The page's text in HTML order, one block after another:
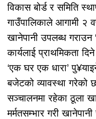
विकास बोर्ड र समिति
गाउँपालिकाले आगामी २
खानेपानी उपलब्ध गराउन
कार्यलाई प्राथमिकता
‘एक घर एक धारा’
बजेटको व्यावस्था गरेको
सञ्चालनमा रहेका ठूला
मर्मतसम्भार गरी